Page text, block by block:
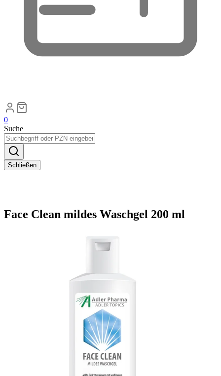
0
Suche
Schließen
Face Clean mildes Waschgel 200 ml